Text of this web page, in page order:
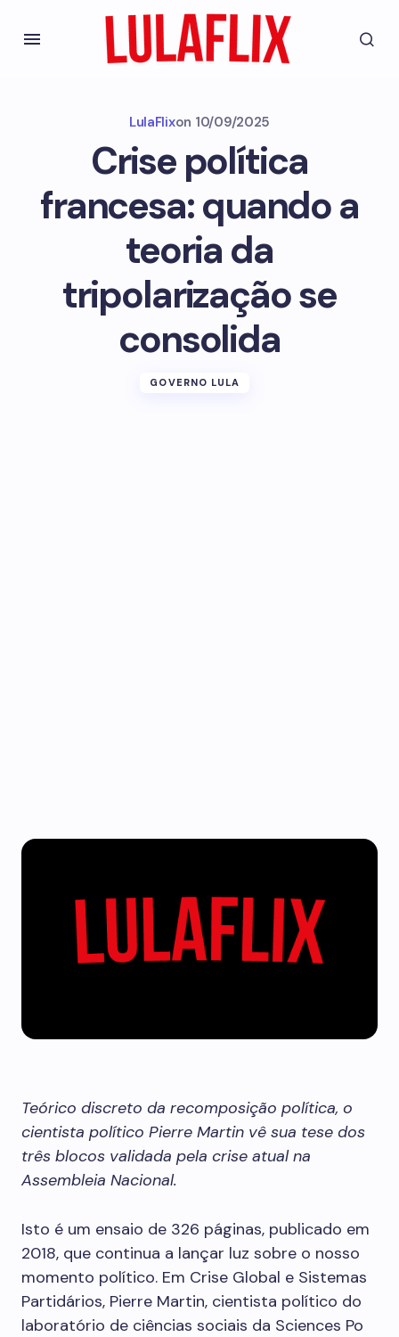
LulaFlixon 10/09/2025
Crise política
francesa: quando a
teoria da
tripolarização se
consolida
GOVERNO LULA
Teórico discreto da recomposição política, o
cientista político Pierre Martin vê sua tese dos
três blocos validada pela crise atual na
Assembleia Nacional.
Isto é um ensaio de 326 páginas, publicado em
2018, que continua a lançar luz sobre o nosso
momento político. Em Crise Global e Sistemas
Partidários, Pierre Martin, cientista político do
laboratório de ciências sociais da Sciences Po